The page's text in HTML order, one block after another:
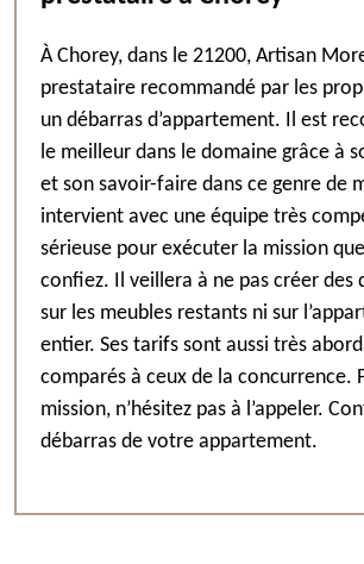
À Chorey, dans le 21200, Artisan
prestataire recommandé par les
un débarras d’appartement. Il est
le meilleur dans le domaine grâce à
et son savoir-faire dans ce genre de
intervient avec une équipe très
sérieuse pour exécuter la mission
confiez. Il veillera à ne pas créer des
sur les meubles restants ni sur
entier. Ses tarifs sont aussi très
comparés à ceux de la concurrence.
mission, n’hésitez pas à l’appeler.
débarras de votre appartement.